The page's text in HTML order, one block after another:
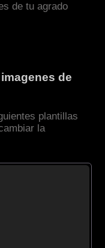
de tu agrado
de
plantillas
la